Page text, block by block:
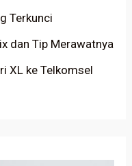
Terkunci
dan Tip Merawatnya
XL ke Telkomsel